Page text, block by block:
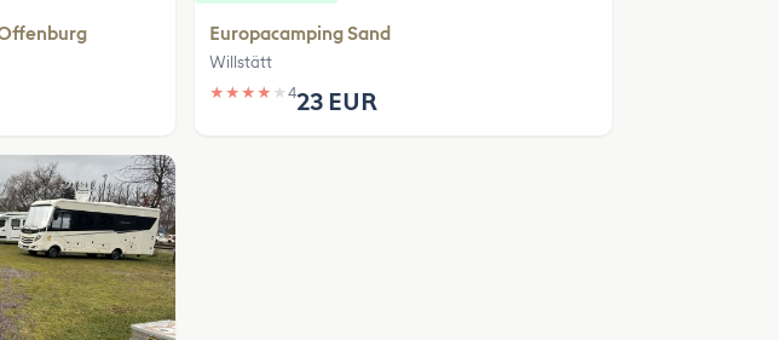
Europacamping Sand
Willstätt
★ ★ ★ ★ ★ 423 EUR